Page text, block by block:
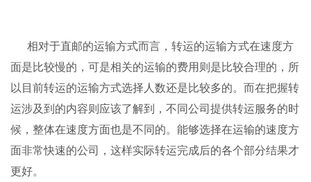
相对于直邮的运输方式而言，转运的运输方式在速度方
面是比较慢的，可是相关的运输的费用则是比较合理的，所
以目前转运的运输方式选择人数还是比较多的。而在把握转
运涉及到的内容则应该了解到，不同公司提供转运服务的时
候，整体在速度方面也是不同的。能够选择在运输的速度方
面非常快速的公司，这样实际转运完成后的各个部分结果才
更好。